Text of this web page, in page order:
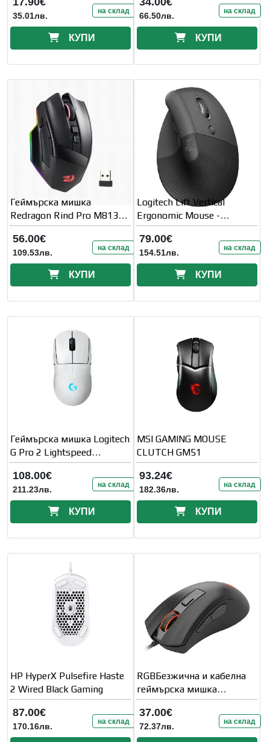
35.01лв. на склад
КУПИ
66.50лв. на склад
КУПИ
Геймърска мишка
Redragon Rind Pro M813
M813RGB-PRO
56.00€
109.53лв. на склад
КУПИ
Logitech Lift Vertical
Ergonomic Mouse -
GRAPHITE / BLACK - EMEA
79.00€
154.51лв. на склад
КУПИ
Геймърска мишка Logitech
G Pro 2 Lightspeed
Wireless - White
108.00€
211.23лв. на склад
КУПИ
MSI GAMING MOUSE
CLUTCH GM51
93.24€
182.36лв. на склад
КУПИ
HP HyperX Pulsefire Haste
2 Wired Black Gaming
87.00€
170.16лв. на склад
RGBБезжична и кабелна
геймърска мишка
Redragon Devourer M993-
RGB - черна
37.00€
72.37лв. на склад